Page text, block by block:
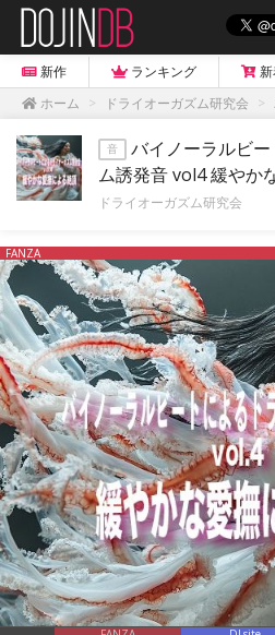
新作 ランキング
ホーム
ドライオーガズム研究会
音
バイノーラルビ
ム誘発音 vol4 緩やか
ドライオーガズム研究会